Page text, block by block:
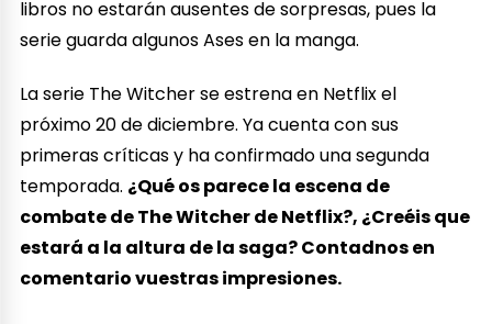
libros no estarán ausentes de sorpresas, pues la
serie guarda algunos Ases en la manga.
La serie The Witcher se estrena en Netflix el
próximo 20 de diciembre. Ya cuenta con sus
primeras críticas y ha confirmado una segunda
temporada. ¿Qué os parece la escena de
combate de The Witcher de Netflix?, ¿Creéis que
estará a la altura de la saga? Contadnos en
comentario vuestras impresiones.